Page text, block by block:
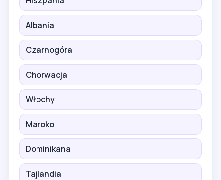
Albania
Czarnogóra
Chorwacja
Włochy
Maroko
Dominikana
Tajlandia